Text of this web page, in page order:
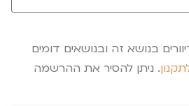
בנושא זה ובנושאים דומים
. ניתן להסיר את ההרשמה